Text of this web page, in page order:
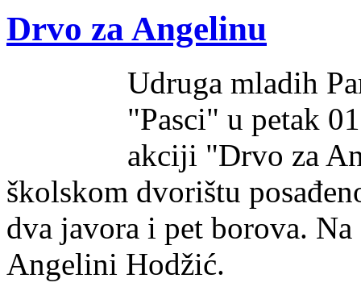
Drvo za Angelinu
Udruga mladih
"Pasci" u petak
akciji "Drvo za
školskom dvorištu
dva javora i pet borova.
Angelini Hodžić.